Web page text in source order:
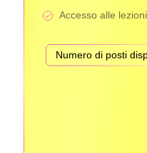
Accesso alle
Numero di posti